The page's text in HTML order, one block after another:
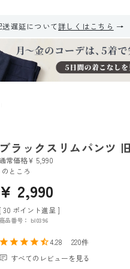
遅延について詳しくはこちら
ブラックスリムパンツ
常価格¥ 5,990
のところ
¥ 2,990
[ 30 ポイント進呈 ]
商品番号 bl0396
4.28
220
すべてのレビューを見る